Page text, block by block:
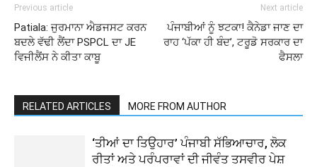
Previous article
Patiala: ਜੁਰਮਾਨਾ ਐਡਜਸਟ ਕਰਨ
ਬਦਲੇ ਵੱਢੀ ਲੈਂਦਾ PSPCL ਦਾ JE
ਵਿਜੀਲੈਂਸ ਨੇ ਕੀਤਾ ਕਾਬੂ
Next article
ਪੰਜਾਬੀਆਂ ਨੂੰ ਝਟਕਾ! ਕੈਨੇਡਾ ਜਾਣ ਦਾ
ਰਾਹ ‘ਪੱਕਾ ਹੀ ਬੰਦ’, ਟਰੂਡੋ ਸਰਕਾਰ ਦਾ
ਫੈਸਲਾ
RELATED ARTICLES MORE FROM AUTHOR
‘ਤੀਆਂ ਦਾ ਤਿਉਹਾਰ’ ਪੰਜਾਬੀ ਸੱਭਿਆਚਾਰ, ਲੋਕ
ਰੀਤਾਂ ਅਤੇ ਪਰੰਪਰਾਵਾਂ ਦੀ ਜੀਵੰਤ ਤਸਵੀਰ ਪੇਸ਼